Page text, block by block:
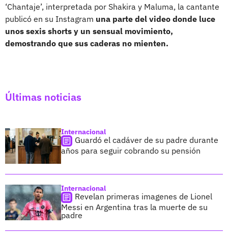
‘Chantaje’, interpretada por Shakira y Maluma, la cantante
publicó en su Instagram una parte del video donde luce
unos sexis shorts y un sensual movimiento,
demostrando que sus caderas no mienten.
Últimas noticias
Internacional
Guardó el cadáver de su padre durante
años para seguir cobrando su pensión
Internacional
Revelan primeras imagenes de Lionel
Messi en Argentina tras la muerte de su
padre